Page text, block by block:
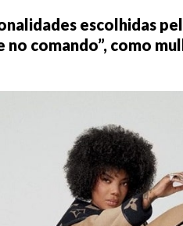
escolhidas
no comando”, como